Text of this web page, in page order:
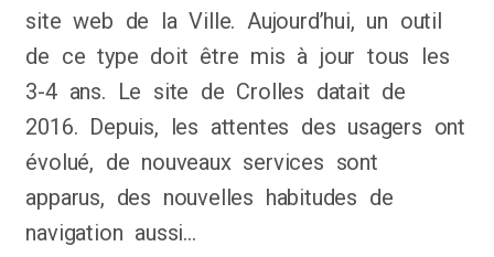
site web de la Ville. Aujourd’hui, un outil
de ce type doit être mis à jour tous les
3-4 ans. Le site de Crolles datait de
2016. Depuis, les attentes des usagers ont
évolué, de nouveaux services sont
apparus, des nouvelles habitudes de
navigation aussi…